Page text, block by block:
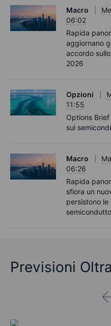
Macro
06:02
Rapida
aggiornano
accordo
2026
Opzioni
11:55
Options
sui
Macro
06:26
Rapida
sfiora un
persistono
Previsioni